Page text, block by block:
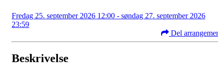
Fredag 25. september 2026 12:00 - søndag 27. september 2026
23:59
Del
Beskrivelse